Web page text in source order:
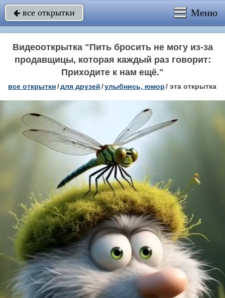
 все открытки Меню
Видеооткрытка "Пить бросить не могу из-за
продавщицы, которая каждый раз говорит:
Приходите к нам ещё."
все открытки/для друзей/улыбнись, юмор/ эта открытка